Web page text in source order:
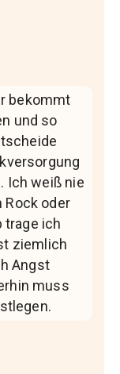
bekommt
und so
Ich weiß nie
Rock oder
trage ich
ziemlich
Angst
muss